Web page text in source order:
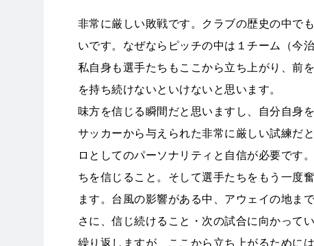
非常に厳しい敗戦です。クラブの歴史の中で
いです。なぜならピッチの中は１チーム（今
私自身も選手たちもここから立ち上がり、前
を持ち続けないといけないと思います。
味方を信じる瞬間だと思いますし、自分自身
サッカーから与えられた非常に厳しい試練だ
ロとしてのパーソナリティと自信が必要です
ちを信じること。そして選手たちをもう一度
ます。台風の影響がある中、アウェイの地ま
さに、信じ続けること・次の試合に向かって
繰り返しますが、ここから立ち上がるために